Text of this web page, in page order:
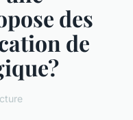
des
de